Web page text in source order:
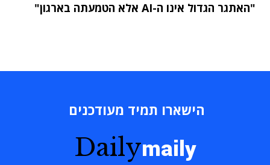
"האתגר הגדול אינו ה-AI אלא הטמעתה בארגון"
הישארו תמיד מעודכנים
Dailymaily